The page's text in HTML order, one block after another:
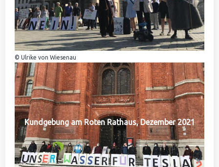
© Ulrike von Wiesenau
Kundgebung am Roten Rathaus, Dezember 2021